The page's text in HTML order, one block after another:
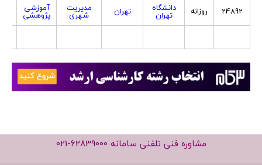
24892 روزانه دانشگاه
تهران تهران مدیریت
شهری
آموزشی
پژوهشی
مشاوره فنی تلفنی سامانه 021-62839000